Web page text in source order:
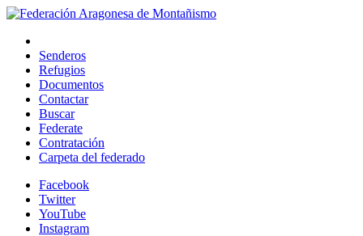
Senderos
Refugios
Documentos
Contactar
Buscar
Federate
Contratación
Carpeta del federado
Facebook
Twitter
YouTube
Instagram